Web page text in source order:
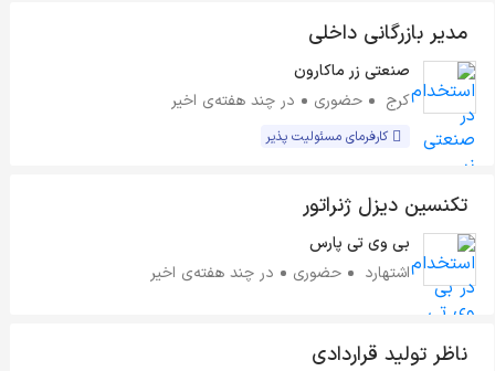
مدیر بازرگانی داخلی
صنعتی زر ماکارون
کرج
حضوری در چند هفته‌ی اخیر
کارفرمای مسئولیت پذیر
تکنسین دیزل ژنراتور
بی وی تی پارس
اشتهارد
حضوری در چند هفته‌ی اخیر
ناظر تولید قراردادی